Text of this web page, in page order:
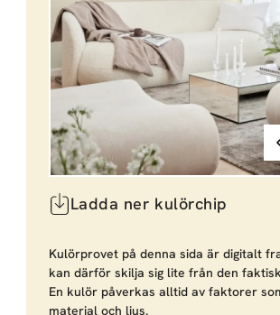
Ladda ner kulörchip
Kulörprovet på denna sida är digitalt
kan därför skilja sig lite från den
En kulör påverkas alltid av faktorer
material och ljus.